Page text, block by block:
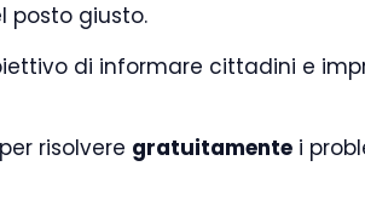
posto giusto.
di informare cittadini e
risolvere gratuitamente i